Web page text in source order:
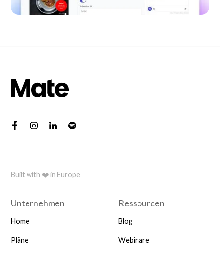
Built with ❤️ in Europe
Unternehmen
Home
Pläne
Ressourcen
Blog
Webinare